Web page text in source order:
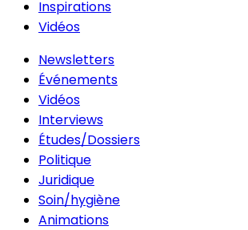
Inspirations
Vidéos
Newsletters
Événements
Vidéos
Interviews
Études/Dossiers
Politique
Juridique
Soin/hygiène
Animations